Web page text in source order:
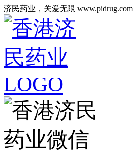
济民药业，关爱无限 www.pidrug.com